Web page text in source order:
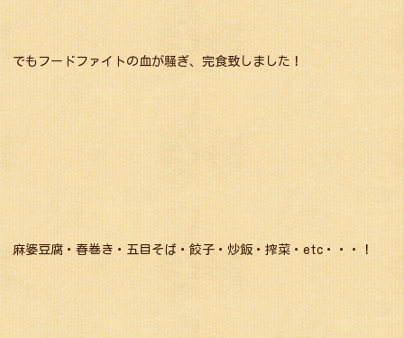
でもフードファイトの血が騒ぎ、完食致しました！
麻婆豆腐・春巻き・五目そば・餃子・炒飯・搾菜・etc・・・！